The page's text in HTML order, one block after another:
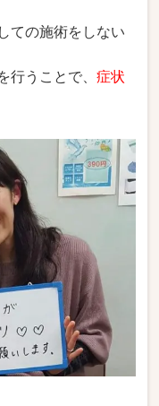
ての施術をしない
行うことで、症状